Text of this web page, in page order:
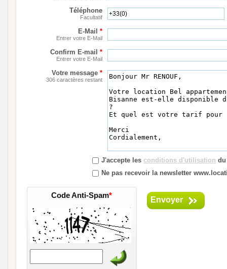
Téléphone
Facultatif
E-Mail *
Entrer votre E-Mail
Confirm E-mail *
Entrer votre E-Mail
Votre message *
306 caractères restant
J'accepte les conditions d'utilisation
Ne pas recevoir la newsletter
Code Anti-Spam* Envoyer